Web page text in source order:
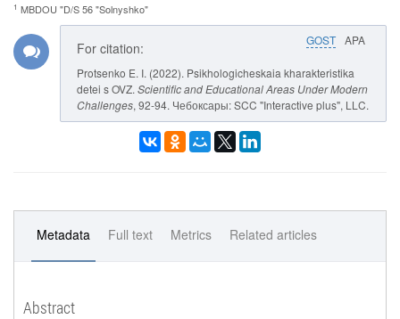
1 MBDOU "D/S 56 "Solnyshko"
GOST APA
For citation:
Protsenko E. I. (2022). Psikhologicheskaia kharakteristika
detei s OVZ. Scientific and Educational Areas Under Modern
Challenges, 92-94. Чебоксары: SCC "Interactive plus", LLC.
Metadata Full text Metrics Related articles
Abstract